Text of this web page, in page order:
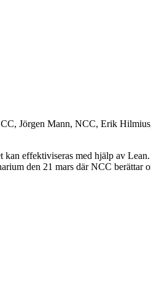
Jörgen Mann, NCC, Erik
effektiviseras med hjälp av
den 21 mars där NCC berättar